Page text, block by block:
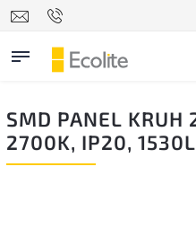
SMD PANEL KRUH
2700K, IP20,